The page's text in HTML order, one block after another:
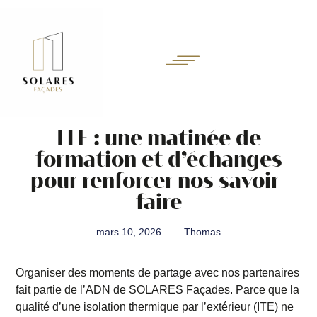
ITE : une matinée de
formation et d’échanges
pour renforcer nos savoir-
faire
mars 10, 2026 Thomas
Organiser des moments de partage avec nos partenaires
fait partie de l’ADN de SOLARES Façades. Parce que la
qualité d’une isolation thermique par l’extérieur (ITE) ne